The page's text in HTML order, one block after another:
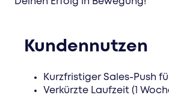
Kundennutzen
Kurzfristiger Sales-Push
Verkürzte Laufzeit (1